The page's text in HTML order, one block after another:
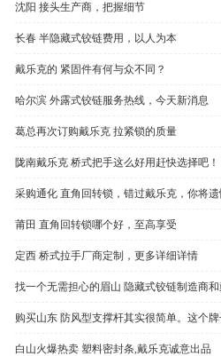
沈阳 接头生产商，把握细节
长春 半隐藏式铰链费用，以人为本
戴乐克的 紧固件有何与众不同？
哈尔滨 外露式铰链服务热线，今天新消息
葛总再次订购戴乐克 拉紧锁的质量
陇南戴乐克 桥式把手这么好用赶快选择吧！
采购通化 直角回转锁，错过戴乐克，你将
莆田 直角回转锁哪个好，至高享受
定西 桥式拉手厂商定制，更多详细详情
找一个无需担心的眉山 隐藏式铰链制造商
购买山东 防风型支撑杆其实很简单。这个
白山火爆热卖 塑料密封条,戴乐克诚意出品